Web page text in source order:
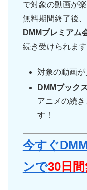
で対象の動画が楽
無料期間終了後
DMMプレミアム
続き受けられます
対象の動画が
DMMブックス
アニメの続
す！
今すぐ
ンで30日